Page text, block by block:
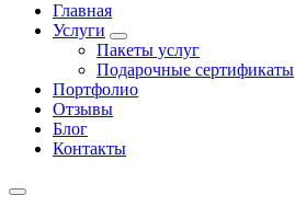
Главная
Услуги
Пакеты услуг
Подарочные сертификаты
Портфолио
Отзывы
Блог
Контакты